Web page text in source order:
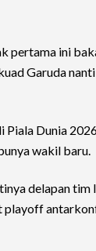
pertama ini
Garuda
Dunia
wakil baru.
delapan tim
playoff